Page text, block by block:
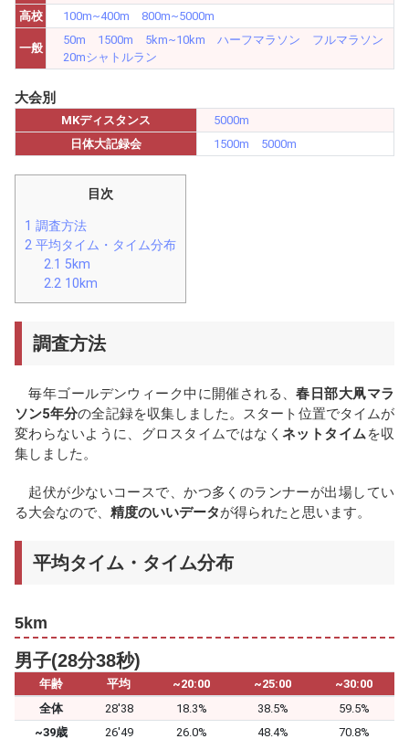
高校
100m~400m 800m~5000m
一般
50m 1500m 5km~10km ハーフマラソン
フルマラソン
20mシャトルラン
大会別
MKディスタンス
5000m
日体大記録会
1500m 5000m
目次
1 調査方法
2 平均タイム・タイム分布
2.1 5km
2.2 10km
調査方法
毎年ゴールデンウィーク中に開催される、春日部大凧マラ
ソン5年分の全記録を収集しました。スタート位置でタイムが
変わらないように、グロスタイムではなくネットタイムを収
集しました。
起伏が少ないコースで、かつ多くのランナーが出場してい
る大会なので、 精度のいいデータが得られたと思います。
平均タイム・タイム分布
5km
男子(28分38秒)
年齢 平均 ~20:00 ~25:00
~30:00
全体
28'38 18.3% 38.5%
59.5%
~39歳
26'49 26.0% 48.4%
70.8%